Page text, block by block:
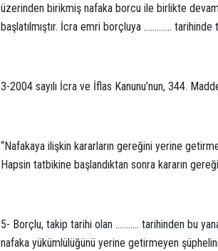
üzerinden birikmiş nafaka borcu ile birlikte
başlatılmıştır. İcra emri borçluya ………….
3-2004 sayılı İcra ve İflas Kanunu’nun, 344.
“Nafakaya ilişkin kararların gereğini yerine
Hapsin tatbikine başlandıktan sonra kararın
5- Borçlu, takip tarihi olan ……….. tarihinden bu
nafaka yükümlülüğünü yerine getirmeyen